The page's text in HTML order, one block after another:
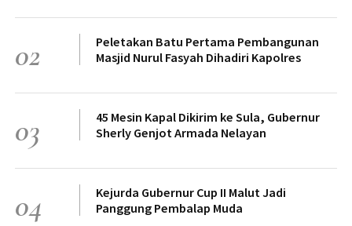
02
Peletakan Batu Pertama Pembangunan
Masjid Nurul Fasyah Dihadiri Kapolres
03
45 Mesin Kapal Dikirim ke Sula, Gubernur
Sherly Genjot Armada Nelayan
04
Kejurda Gubernur Cup II Malut Jadi
Panggung Pembalap Muda